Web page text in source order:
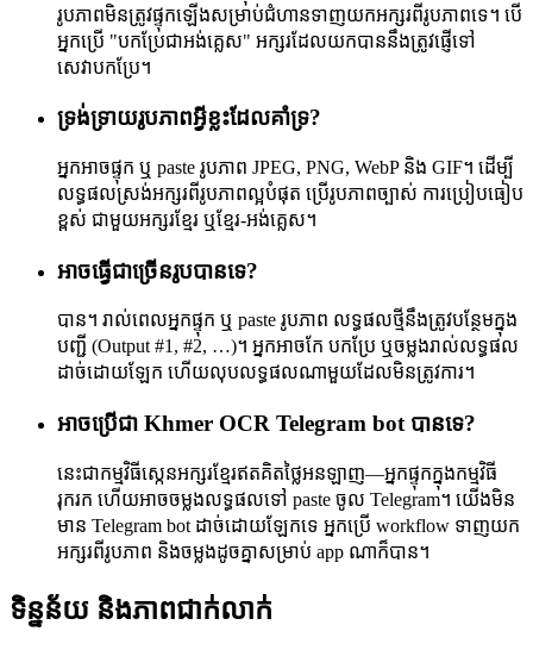
រូបភាពមិនត្រូវផ្ទុកឡើងសម្រាប់ជំហានទាញយកអក្សរពីរូបភាពទេ។ បើ
អ្នកប្រើ "បកប្រែជាអង់គ្លេស" អក្សរដែលយកបាននឹងត្រូវផ្ញើទៅ
សេវាបកប្រែ។
ទ្រង់ទ្រាយរូបភាពអ្វីខ្លះដែលគាំទ្រ?
អ្នកអាចផ្ទុក ឬ paste រូបភាព JPEG, PNG, WebP និង GIF។ ដើម្បី
លទ្ធផលស្រង់អក្សរពីរូបភាពល្អបំផុត ប្រើរូបភាពច្បាស់ ការប្រៀបធៀប
ខ្ពស់ ជាមួយអក្សរខ្មែរ ឬខ្មែរ-អង់គ្លេស។
អាចធ្វើជាច្រើនរូបបានទេ?
បាន។ រាល់ពេលអ្នកផ្ទុក ឬ paste រូបភាព លទ្ធផលថ្មីនឹងត្រូវបន្ថែមក្នុង
បញ្ជី (Output #1, #2, …)។ អ្នកអាចកែ បកប្រែ ឬចម្លងរាល់លទ្ធផល
ដាច់ដោយឡែក ហើយលុបលទ្ធផលណាមួយដែលមិនត្រូវការ។
អាចប្រើជា Khmer OCR Telegram bot បានទេ?
នេះជាកម្មវិធីស្កេនអក្សរខ្មែរឥតគិតថ្លៃអនឡាញ—អ្នកផ្ទុកក្នុងកម្មវិធី
រុករក ហើយអាចចម្លងលទ្ធផលទៅ paste ចូល Telegram។ យើងមិន
មាន Telegram bot ដាច់ដោយឡែកទេ អ្នកប្រើ workflow ទាញយក
អក្សរពីរូបភាព និងចម្លងដូចគ្នាសម្រាប់ app ណាក៏បាន។
ទិន្នន័យ និងភាពជាក់លាក់